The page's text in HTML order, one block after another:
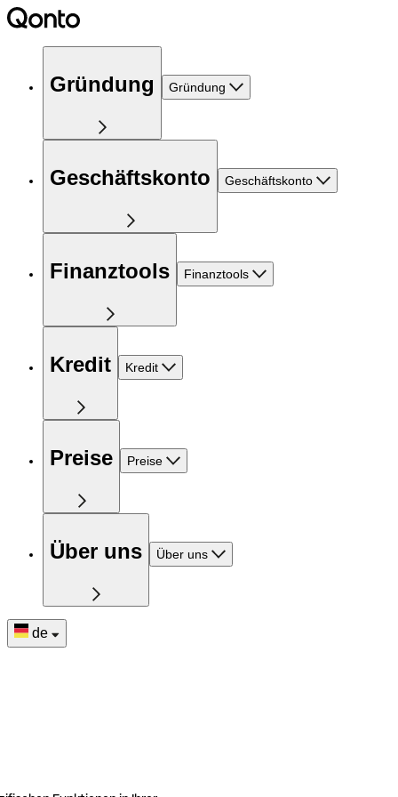
Gründung Gründung
Geschäftskonto Geschäftskonto
Finanztools Finanztools
Kredit Kredit
Preise Preise
Über uns Über uns
de